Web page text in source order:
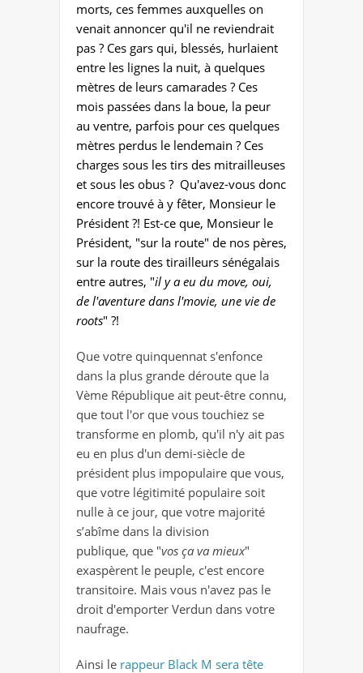
morts, ces femmes auxquelles on
venait annoncer qu'il ne reviendrait
pas ? Ces gars qui, blessés, hurlaient
entre les lignes la nuit, à quelques
mètres de leurs camarades ? Ces
mois passées dans la boue, la peur
au ventre, parfois pour ces quelques
mètres perdus le lendemain ? Ces
charges sous les tirs des mitrailleuses
et sous les obus ? Qu'avez-vous donc
encore trouvé à y fêter, Monsieur le
Président ?! Est-ce que, Monsieur le
Président, "sur la route" de nos pères,
sur la route des tirailleurs sénégalais
entre autres, "il y a eu du move, oui,
de l'aventure dans l'movie, une vie de
roots" ?!
Que votre quinquennat s'enfonce
dans la plus grande déroute que la
Vème République ait peut-être connu,
que tout l'or que vous touchiez se
transforme en plomb, qu'il n'y ait pas
eu en plus d'un demi-siècle de
président plus impopulaire que vous,
que votre légitimité populaire soit
nulle à ce jour, que votre majorité
s’abîme dans la division
publique, que "vos ça va mieux"
exaspèrent le peuple, c'est encore
transitoire. Mais vous n'avez pas le
droit d'emporter Verdun dans votre
naufrage.
Ainsi le rappeur Black M sera tête